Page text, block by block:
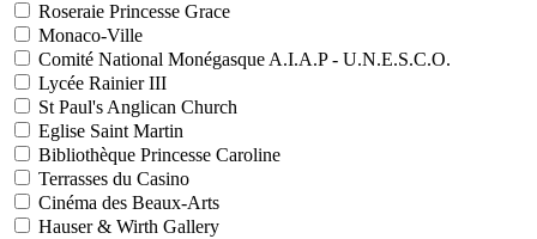
Roseraie Princesse Grace
Monaco-Ville
Comité National Monégasque A.I.A.P - U.N.E.S.C.O.
Lycée Rainier III
St Paul's Anglican Church
Eglise Saint Martin
Bibliothèque Princesse Caroline
Terrasses du Casino
Cinéma des Beaux-Arts
Hauser & Wirth Gallery